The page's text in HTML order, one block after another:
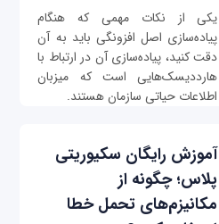
یکی از نکات مهمی که هنگام
پیاده‌سازی اصل افزونگی باید به آن
دقت کنید، پیاده‌سازی آن در ارتباط با
هارددیسک‌هایی است که میزبان
اطلاعات حیاتی سازمان هستند.
آموزش رایگان سکیوریتی
پلاس؛ چگونه از
مکانیزم‌های تحمل خطا